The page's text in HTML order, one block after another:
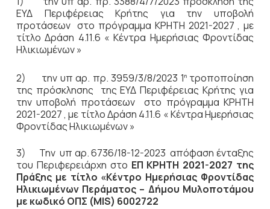
ΕΥΔ Περιφέρειας Κρήτης για την υποβολή
προτάσεων στο πρόγραμμα ΚΡΗΤΗ 2021-2027 , με
τίτλο Δράση 4.11.6 « Κέντρα Ημερήσιας Φροντίδας
Ηλικιωμένων »
2) την υπ αρ. πρ. 3959/3/8/2023 1ητροποποίηση
της πρόσκλησης της ΕΥΔ Περιφέρειας Κρήτης για
την υποβολή προτάσεων στο πρόγραμμα ΚΡΗΤΗ
2021-2027 , με τίτλο Δράση 4.11.6 « Κέντρα Ημερήσιας
Φροντίδας Ηλικιωμένων »
3) Την υπ αρ. 6736/18-12-2023 απόφαση ένταξης
του Περιφερειάρχη στο ΕΠ ΚΡΗΤΗ 2021-2027 της
Πράξης με τίτλο «Κέντρο Ημερήσιας Φροντίδας
Ηλικιωμένων Περάματος – Δήμου Μυλοποτάμου
με κωδικό ΟΠΣ (MIS) 6002722